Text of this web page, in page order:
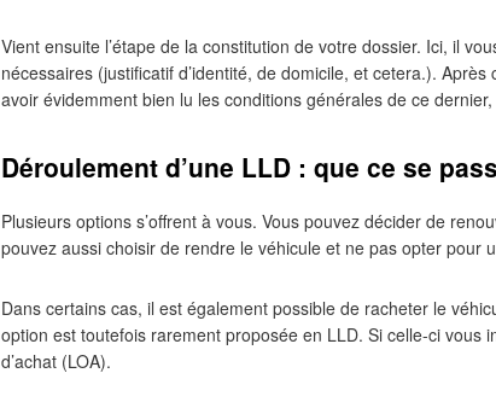
Vient ensuite l’étape de la constitution de votre dossier. Ici, il
nécessaires (justificatif d’identité, de domicile, et cetera.).
avoir évidemment bien lu les conditions générales de ce
Déroulement d’une LLD : que ce se
Plusieurs options s’offrent à vous. Vous pouvez décider de
pouvez aussi choisir de rendre le véhicule et ne pas opter pour
Dans certains cas, il est également possible de racheter le
option est toutefois rarement proposée en LLD. Si celle-ci vous
d’achat (LOA).